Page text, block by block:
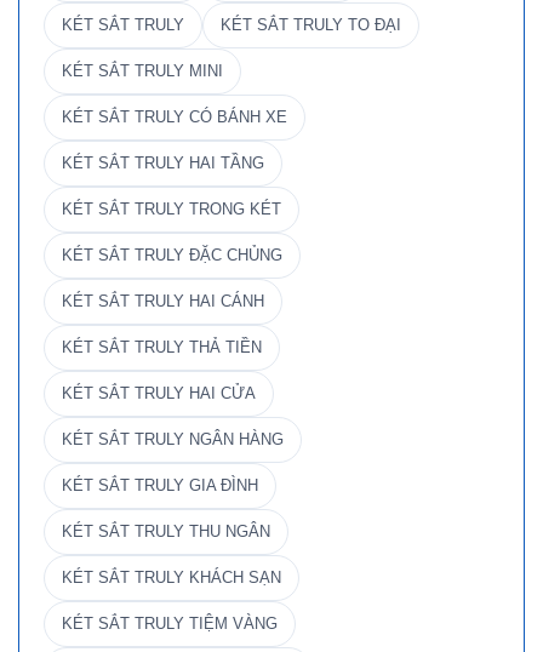
KÉT SẮT TRULY KÉT SẮT TRULY TO ĐẠI
KÉT SẮT TRULY MINI
KÉT SẮT TRULY CÓ BÁNH XE
KÉT SẮT TRULY HAI TẦNG
KÉT SẮT TRULY TRONG KÉT
KÉT SẮT TRULY ĐẶC CHỦNG
KÉT SẮT TRULY HAI CÁNH
KÉT SẮT TRULY THẢ TIỀN
KÉT SẮT TRULY HAI CỬA
KÉT SẮT TRULY NGÂN HÀNG
KÉT SẮT TRULY GIA ĐÌNH
KÉT SẮT TRULY THU NGÂN
KÉT SẮT TRULY KHÁCH SẠN
KÉT SẮT TRULY TIỆM VÀNG